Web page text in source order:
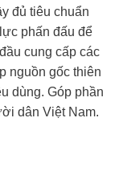
đủ tiêu chuẩn
phấn đấu để
cung cấp các
nguồn gốc thiên
dùng. Góp phần
dân Việt Nam.